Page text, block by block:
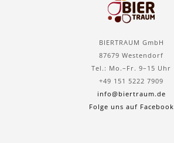
BIERTRAUM GmbH
87679 Westendorf
Tel.: Mo.–Fr. 9–15 Uhr
+49 151 5222 7909
info@biertraum.de
Folge uns auf Facebook